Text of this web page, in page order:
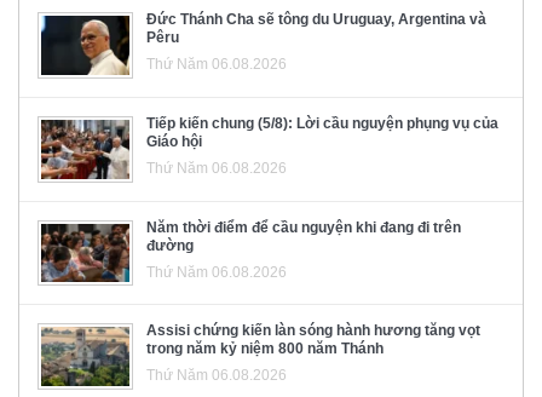
Đức Thánh Cha sẽ tông du Uruguay, Argentina và
Pêru
Thứ Năm 06.08.2026
Tiếp kiến chung (5/8): Lời cầu nguyện phụng vụ của
Giáo hội
Thứ Năm 06.08.2026
Năm thời điểm để cầu nguyện khi đang đi trên
đường
Thứ Năm 06.08.2026
Assisi chứng kiến làn sóng hành hương tăng vọt
trong năm kỷ niệm 800 năm Thánh
Thứ Năm 06.08.2026